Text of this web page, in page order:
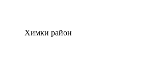
Химки район